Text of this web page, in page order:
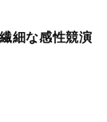
細な感性競演